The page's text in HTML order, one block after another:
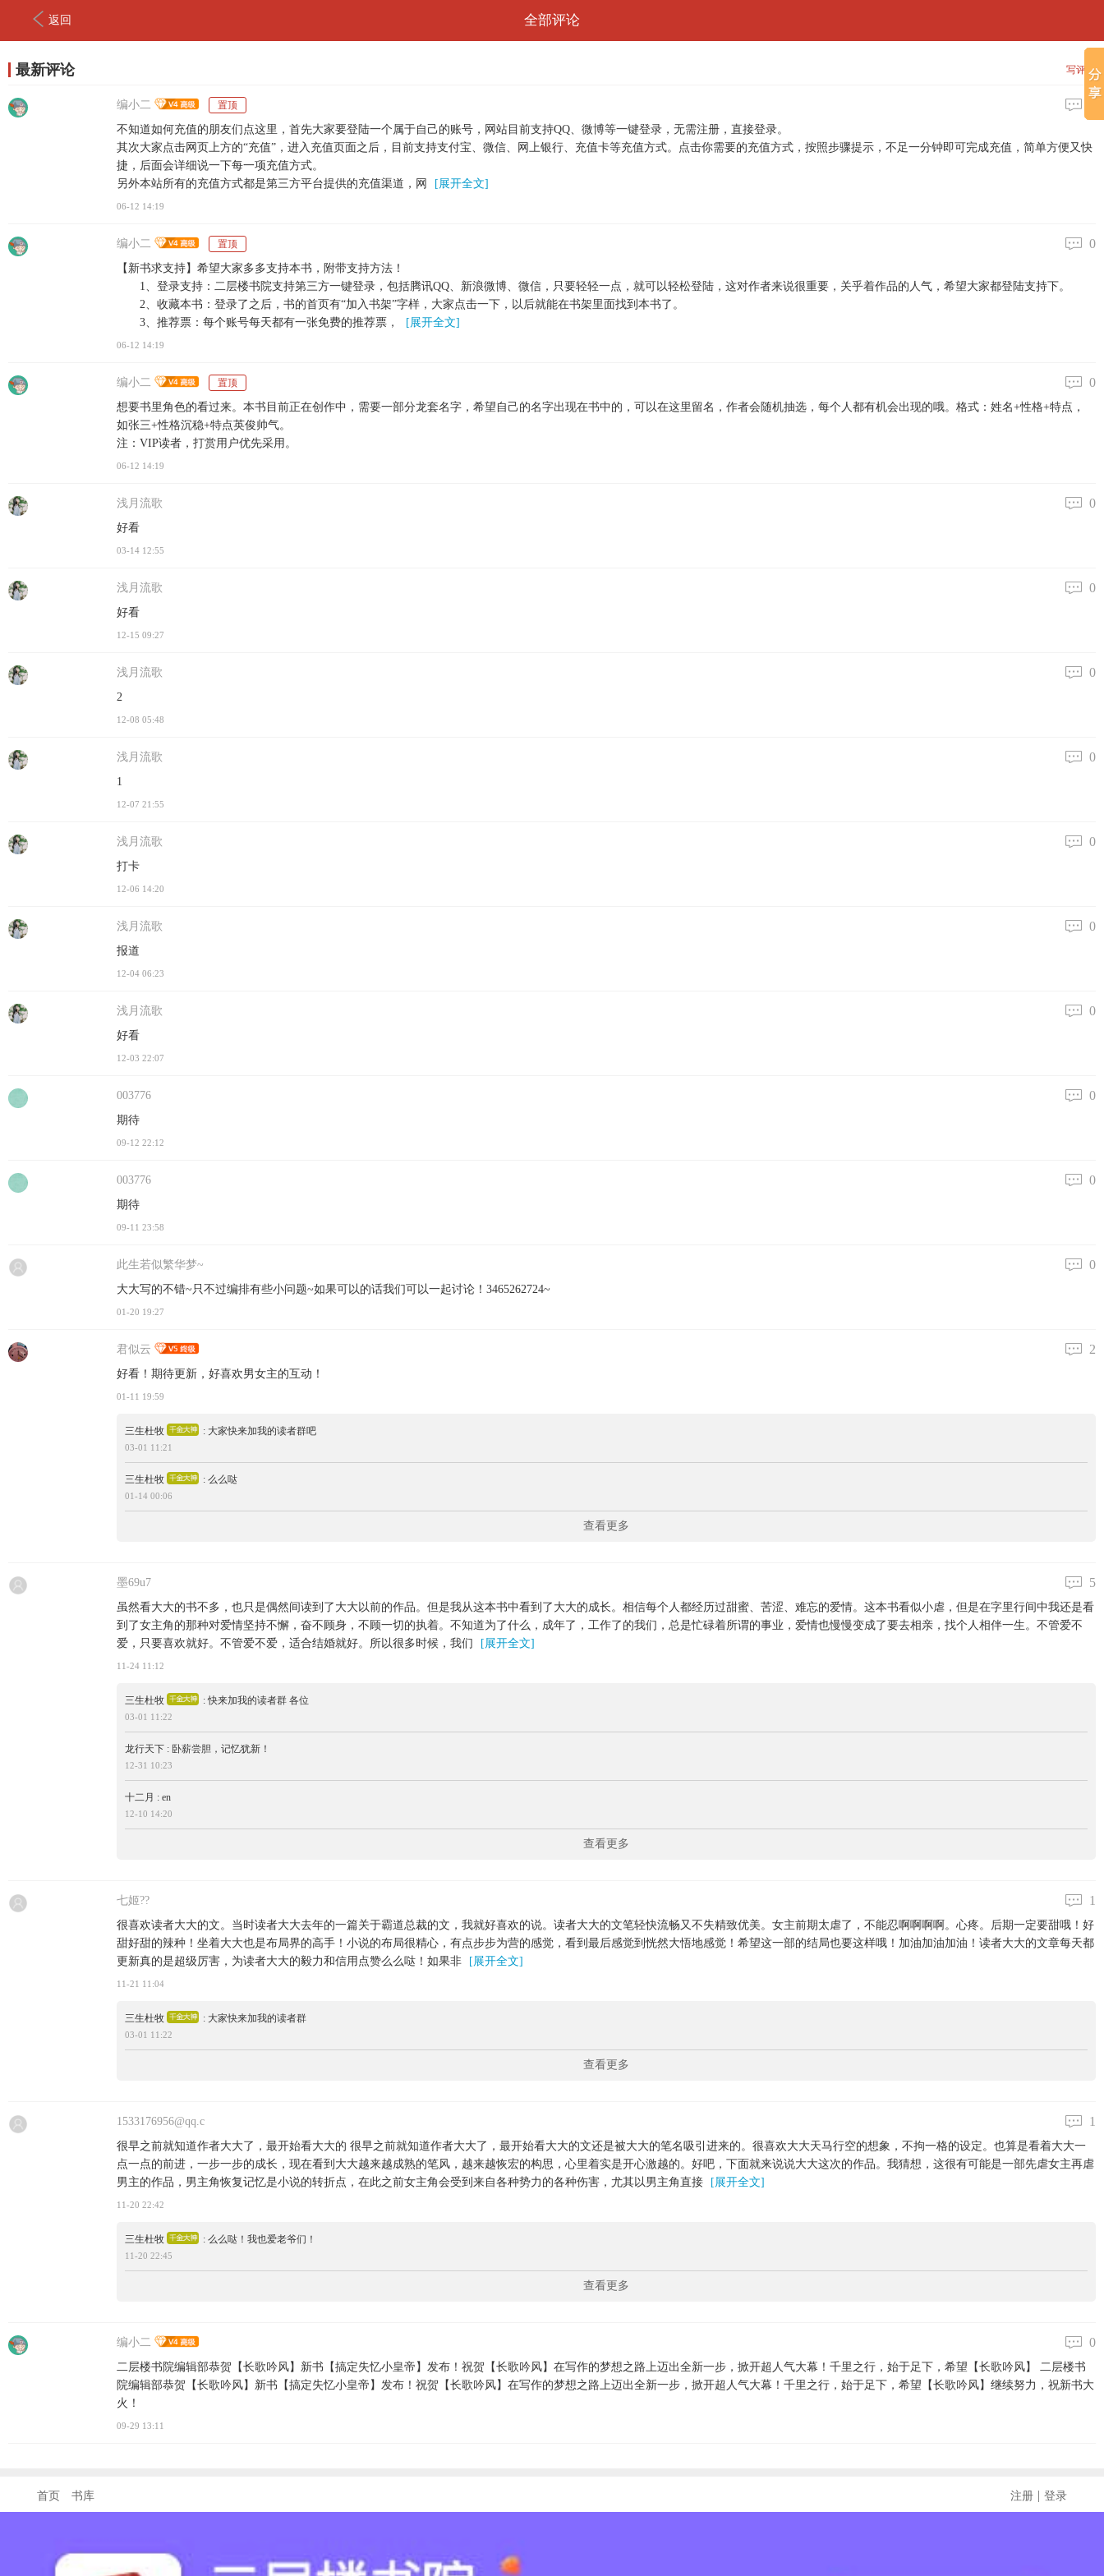
返回 全部评论
最新评论 写评论
编小二 置顶
不知道如何充值的朋友们点这里，首先大家要登陆一个属于自己的账号，网站目前支持QQ、微博等一键登录，无需注册，直接登录。
其次大家点击网页上方的“充值”，进入充值页面之后，目前支持支付宝、微信、网上银行、充值卡等充值方式。点击你需要的充值方式，按照步骤提示，不足一分钟即可完成充值，简单方便又快
捷，后面会详细说一下每一项充值方式。
另外本站所有的充值方式都是第三方平台提供的充值渠道，网
[展开全文]
06-12 14:19
编小二 置顶 0
【新书求支持】希望大家多多支持本书，附带支持方法！
1、登录支持：二层楼书院支持第三方一键登录，包括腾讯QQ、新浪微博、微信，只要轻轻一点，就可以轻松登陆，这对作者来说很重要，关乎着作品的人气，希望大家都登陆支持下。
2、收藏本书：登录了之后，书的首页有“加入书架”字样，大家点击一下，以后就能在书架里面找到本书了。
3、推荐票：每个账号每天都有一张免费的推荐票，
[展开全文]
06-12 14:19
编小二 置顶 0
想要书里角色的看过来。本书目前正在创作中，需要一部分龙套名字，希望自己的名字出现在书中的，可以在这里留名，作者会随机抽选，每个人都有机会出现的哦。格式：姓名+性格+特点，
如张三+性格沉稳+特点英俊帅气。
注：VIP读者，打赏用户优先采用。
06-12 14:19
浅月流歌 0
好看
03-14 12:55
浅月流歌 0
好看
12-15 09:27
浅月流歌 0
2
12-08 05:48
浅月流歌 0
1
12-07 21:55
浅月流歌 0
打卡
12-06 14:20
浅月流歌 0
报道
12-04 06:23
浅月流歌 0
好看
12-03 22:07
003776 0
期待
09-12 22:12
003776 0
期待
09-11 23:58
此生若似繁华梦~ 0
大大写的不错~只不过编排有些小问题~如果可以的话我们可以一起讨论！3465262724~
01-20 19:27
君似云 2
好看！期待更新，好喜欢男女主的互动！
01-11 19:59
三生杜牧 : 大家快来加我的读者群吧
03-01 11:21
三生杜牧 : 么么哒
01-14 00:06
查看更多
墨69u7 5
虽然看大大的书不多，也只是偶然间读到了大大以前的作品。但是我从这本书中看到了大大的成长。相信每个人都经历过甜蜜、苦涩、难忘的爱情。这本书看似小虐，但是在字里行间中我还是看
到了女主角的那种对爱情坚持不懈，奋不顾身，不顾一切的执着。不知道为了什么，成年了，工作了的我们，总是忙碌着所谓的事业，爱情也慢慢变成了要去相亲，找个人相伴一生。不管爱不
爱，只要喜欢就好。不管爱不爱，适合结婚就好。所以很多时候，我们
[展开全文]
11-24 11:12
三生杜牧 : 快来加我的读者群 各位
03-01 11:22
龙行天下 : 卧薪尝胆，记忆犹新！
12-31 10:23
十二月 : en
12-10 14:20
查看更多
七姬?? 1
很喜欢读者大大的文。当时读者大大去年的一篇关于霸道总裁的文，我就好喜欢的说。读者大大的文笔轻快流畅又不失精致优美。女主前期太虐了，不能忍啊啊啊啊。心疼。后期一定要甜哦！好
甜好甜的辣种！坐着大大也是布局界的高手！小说的布局很精心，有点步步为营的感觉，看到最后感觉到恍然大悟地感觉！希望这一部的结局也要这样哦！加油加油加油！读者大大的文章每天都
更新真的是超级厉害，为读者大大的毅力和信用点赞么么哒！如果非
[展开全文]
11-21 11:04
三生杜牧 : 大家快来加我的读者群
03-01 11:22
查看更多
1533176956@qq.c 1
很早之前就知道作者大大了，最开始看大大的 很早之前就知道作者大大了，最开始看大大的文还是被大大的笔名吸引进来的。很喜欢大大天马行空的想象，不拘一格的设定。也算是看着大大一
点一点的前进，一步一步的成长，现在看到大大越来越成熟的笔风，越来越恢宏的构思，心里着实是开心激越的。好吧，下面就来说说大大这次的作品。我猜想，这很有可能是一部先虐女主再虐
男主的作品，男主角恢复记忆是小说的转折点，在此之前女主角会受到来自各种势力的各种伤害，尤其以男主角直接
[展开全文]
11-20 22:42
三生杜牧 : 么么哒！我也爱老爷们！
11-20 22:45
查看更多
编小二 0
二层楼书院编辑部恭贺【长歌吟风】新书【搞定失忆小皇帝】发布！祝贺【长歌吟风】在写作的梦想之路上迈出全新一步，掀开超人气大幕！千里之行，始于足下，希望【长歌吟风】 二层楼书
院编辑部恭贺【长歌吟风】新书【搞定失忆小皇帝】发布！祝贺【长歌吟风】在写作的梦想之路上迈出全新一步，掀开超人气大幕！千里之行，始于足下，希望【长歌吟风】继续努力，祝新书大
火！
09-29 13:11
首页 书库 注册 | 登录
在线时间: 9:00--21:00